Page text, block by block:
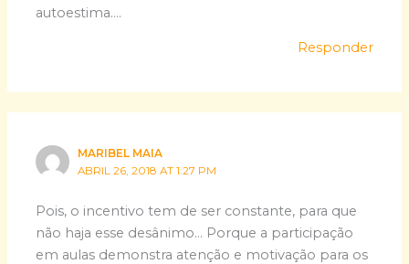
autoestima….
Responder
MARIBEL MAIA
ABRIL 26, 2018 AT 1:27 PM
Pois, o incentivo tem de ser constante, para que
não haja esse desânimo… Porque a participação
em aulas demonstra atenção e motivação para os